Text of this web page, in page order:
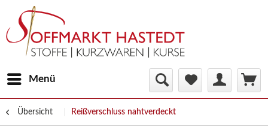
Menü
Übersicht Reißverschluss nahtverdeckt